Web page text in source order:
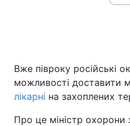
Головна
Вже півроку російські
можливості доставити
лікарні на захоплених
Про це міністр